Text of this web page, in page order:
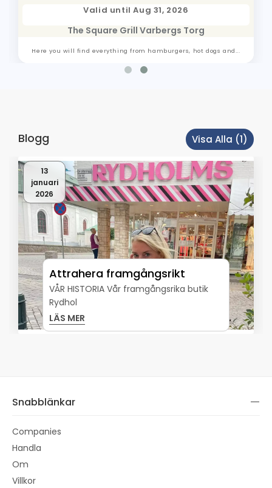
Konkurrens
Konkurrens
Valid until Aug 31, 2026
The Square Grill Varbergs Torg
Here you will find everything from hamburgers, hot dogs and...
Blogg Visa Alla (1)
13
januari
2026
Läs mer
Attrahera framgångsrikt
VÅR HISTORIA Vår framgångsrika butik
Rydhol
LÄS MER
Snabblänkar
Companies
Handla
Om
Villkor